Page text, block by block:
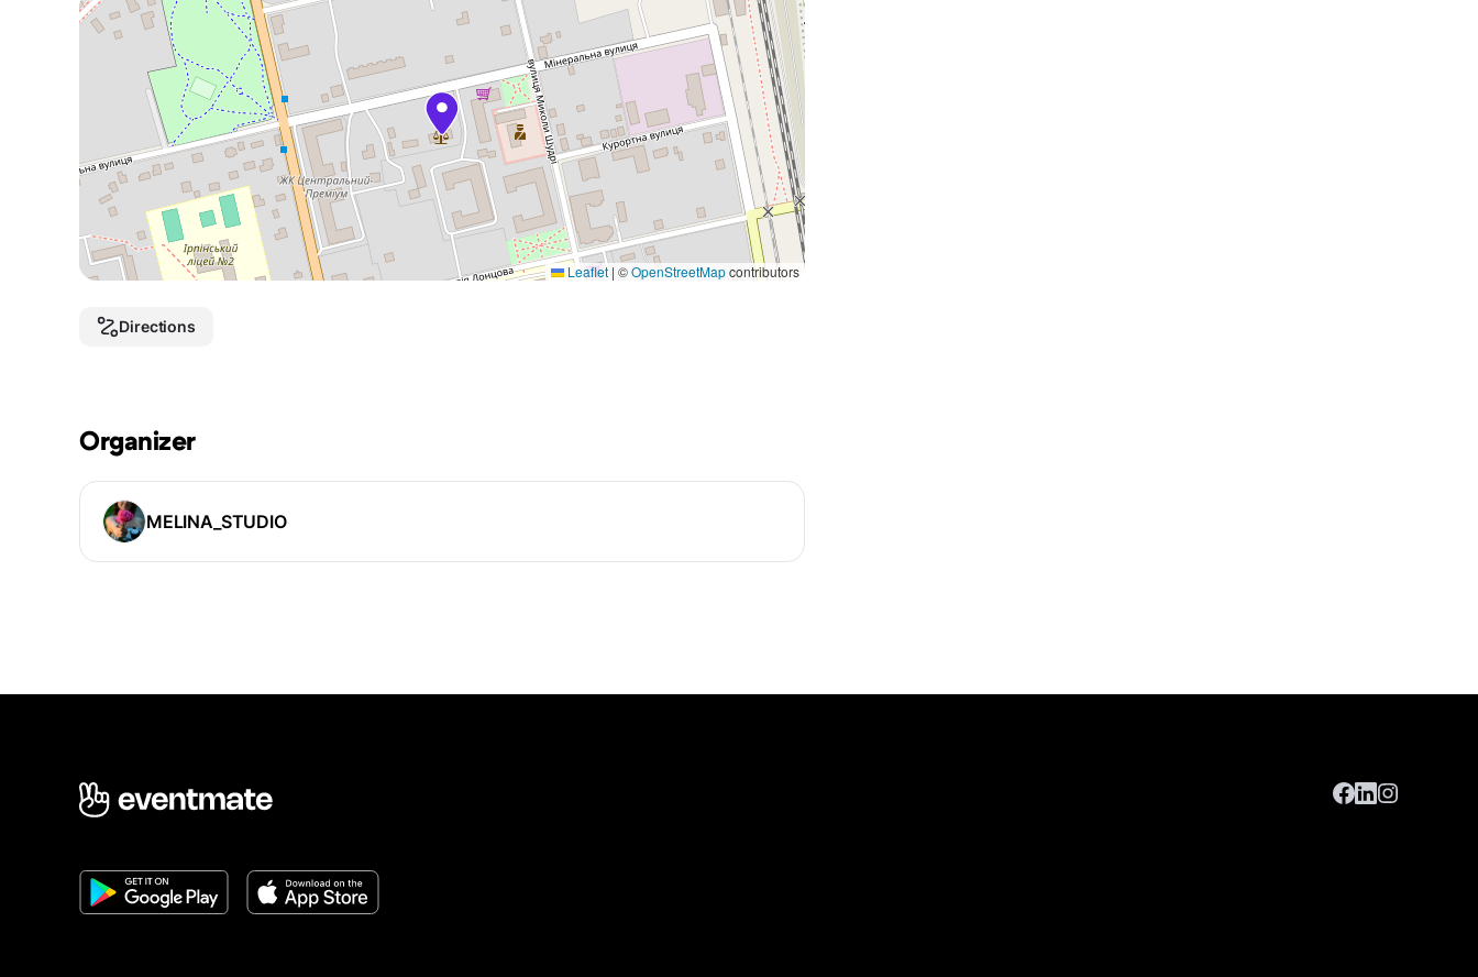
Leaflet | ©OpenStreetMapcontributors
Directions
Organizer
MELINA_STUDIO